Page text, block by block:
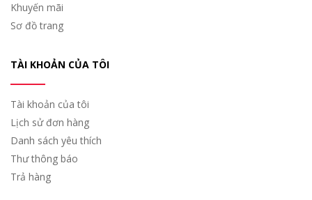
Khuyến mãi
Sơ đồ trang
TÀI KHOẢN CỦA TÔI
Tài khoản của tôi
Lịch sử đơn hàng
Danh sách yêu thích
Thư thông báo
Trả hàng